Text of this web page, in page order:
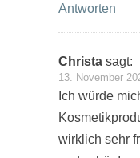
Antworten
Christa sagt:
13. November
Ich würde
wirklich sehr